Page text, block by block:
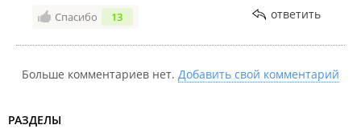
Спасибо 13 ответить
Больше комментариев нет. Добавить свой комментарий
РАЗДЕЛЫ